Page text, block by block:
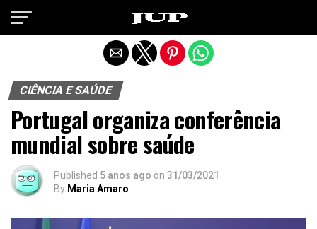
CIÊNCIA E SAÚDE
Portugal organiza conferência
mundial sobre saúde
Published 5 anos ago on 31/03/2021
By Maria Amaro
Exit mobile version